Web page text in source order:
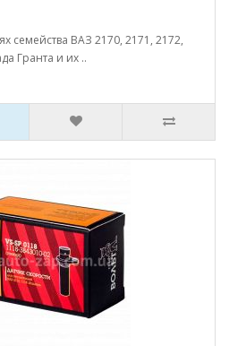
семейства ВАЗ 2170, 2171, 2172,
Гранта и их ..